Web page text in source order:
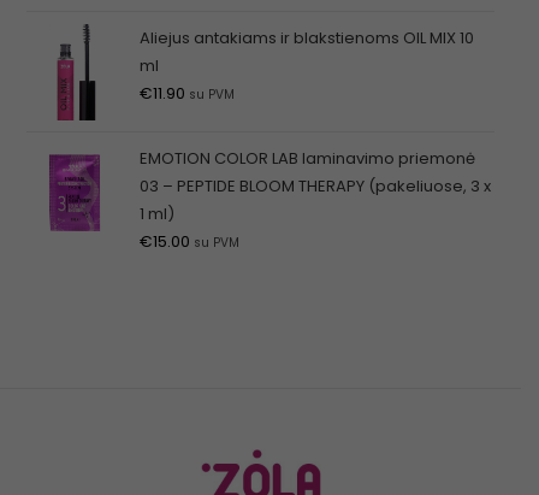
Aliejus antakiams ir blakstienoms OIL MIX 10
ml
€11.90 su PVM
EMOTION COLOR LAB laminavimo priemonė
03 – PEPTIDE BLOOM THERAPY (pakeliuose, 3 x
1 ml)
€15.00 su PVM